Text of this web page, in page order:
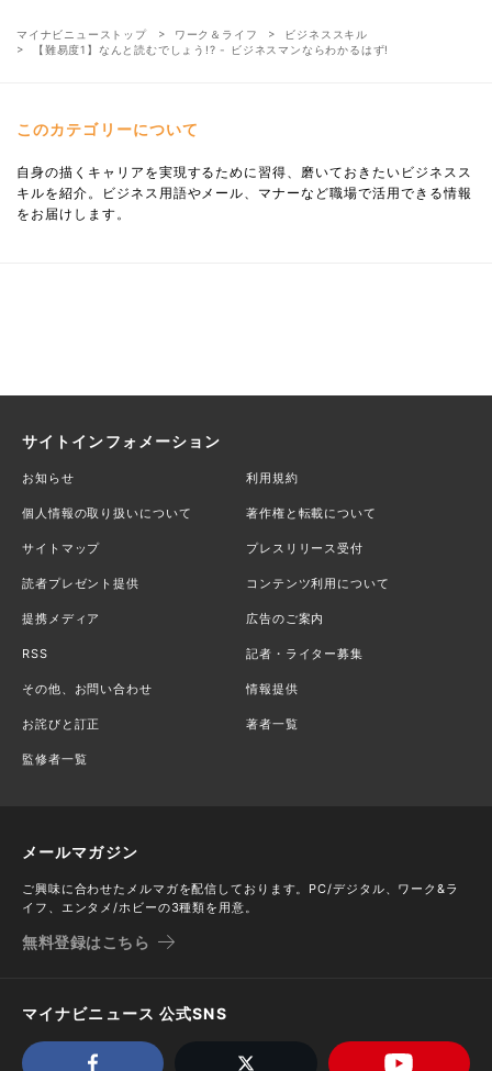
マイナビニューストップ ワーク＆ライフ
ビジネススキル
【難易度1】なんと読むでしょう!? - ビジネスマンならわかるはず!
このカテゴリーについて
自身の描くキャリアを実現するために習得、磨いておきたいビジネスス
キルを紹介。ビジネス用語やメール、マナーなど職場で活用できる情報
をお届けします。
サイトインフォメーション
お知らせ 利用規約
個人情報の取り扱いについて 著作権と転載について
サイトマップ プレスリリース受付
読者プレゼント提供 コンテンツ利用について
提携メディア 広告のご案内
RSS 記者・ライター募集
その他、お問い合わせ 情報提供
お詫びと訂正 著者一覧
監修者一覧
メールマガジン
ご興味に合わせたメルマガを配信しております。PC/デジタル、ワーク&ラ
イフ、エンタメ/ホビーの3種類を用意。
無料登録はこちら
マイナビニュース 公式SNS